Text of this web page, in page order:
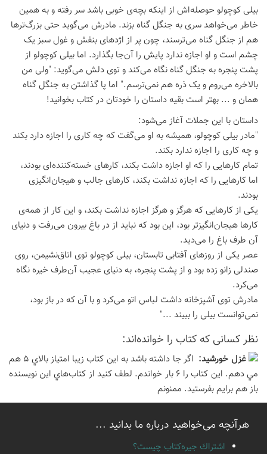
بیلی کوچولو حوصله‌اش از اینکه بچه‌ی خوبی باشد سر رفته و به همین
خاطر می‌خواهد سری به جنگل گناه بزند. مادرش می‌گوید حتی بزرگ‌ترها
هم از جنگل گناه می‌ترسند، چون پر از اژدهای بنفش و غول سبز یک
چشم است و او اجازه ندارد پایش را آن‌جا بگذارد. اما بیلی کوچولو از
پشت پنجره به جنگل گناه نگاه می‌کند و توی دلش می‌گوید: "ولی من
بالاخره می‌روم و یک ذره هم نمی‌ترسم." اما پا گذاشتن به جنگل گناه
همان و ... بهتر است بقیه داستان را خودتان در کتاب بخوانید!
داستان با این جملات آغاز می‌شود:
"مادر بیلی کوچولو، همیشه به او می‌گفت که چه کاری را اجازه دارد بکند
و چه کاری را اجازه ندارد بکند.
تمام کارهایی را که او اجازه داشت بکند، کارهای خسته‌کننده‌ای بودند،
اما کارهایی را که اجازه نداشت بکند، کارهای جالب و هیجان‌انگیزی
بودند.
یکی از کارهایی که هرگز و هرگز اجازه نداشت بکند، و این کار از همه‌ی
کارها هیجان‌انگیزتر بود، این بود که نباید از در باغ بیرون می‌رفت و دنیای
آن طرف باغ را می‌دید.
عصر یکی از روزهای آفتابی تابستان، بیلی کوچولو توی اتاق‌نشیمن، روی
صندلی زانو زده بود و از پشت پنجره، به دنیای عجیب آن‌طرف خیره نگاه
می‌کرد.
مادرش توی آشپزخانه داشت لباس اتو می‌کرد و با آن که در باز بود،
نمی‌توانست بیلی را ببیند ..."
نظر كسانی كه كتاب را خوانده‌اند:
غزل خورشيد:
اگر جا داشته باشد به اين كتاب زيبا امتياز بالاي 5 هم
مي دهم. اين كتاب را 6 بار خواندم. لطف كنيد از كتاب‌هاي اين نويسنده
باز هم برايم بفرستيد. ممنونم
هرآنچه می‌خواهید درباره ما بدانید ...
اشتراك جيره‌كتاب چيست؟